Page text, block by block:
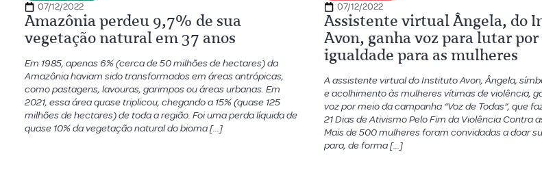
07/12/2022
Amazônia perdeu 9,7% de sua
vegetação natural em 37 anos
Em 1985, apenas 6% (cerca de 50 milhões de hectares) da
Amazônia haviam sido transformados em áreas antrópicas,
como pastagens, lavouras, garimpos ou áreas urbanas. Em
2021, essa área quase triplicou, chegando a 15% (quase 125
milhões de hectares) de toda a região. Foi uma perda líquida de
quase 10% da vegetação natural do bioma […]
07/12/2022
Assistente virtual Ângela, do Instituto
Avon, ganha voz para lutar
igualdade para as mulheres
A assistente virtual do Instituto Avon, Ângela,
e acolhimento às mulheres vítimas de violência,
voz por meio da campanha “Voz de Todas”, que
21 Dias de Ativismo Pelo Fim da Violência Contra
Mais de 500 mulheres foram convidadas a doar
para, de forma […]